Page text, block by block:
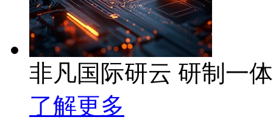
非凡国际研云 研制一
了解更多